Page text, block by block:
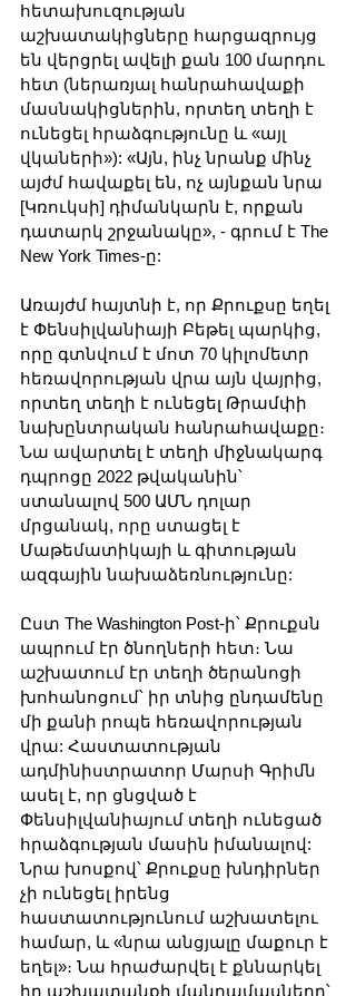
հետախուզության
աշխատակիցները հարցազրույց
են վերցրել ավելի քան 100 մարդու
հետ (ներառյալ հանրահավաքի
մասնակիցներին, որտեղ տեղի է
ունեցել հրաձգությունը և «այլ
վկաների»): «Այն, ինչ նրանք մինչ
այժմ հավաքել են, ոչ այնքան նրա
[Կռուկսի] դիմանկարն է, որքան
դատարկ շրջանակը», - գրում է The
New York Times-ը:
Առայժմ հայտնի է, որ Քրուքսը եղել
է Փենսիլվանիայի Բեթել պարկից,
որը գտնվում է մոտ 70 կիլոմետր
հեռավորության վրա այն վայրից,
որտեղ տեղի է ունեցել Թրամփի
նախընտրական հանրահավաքը։
Նա ավարտել է տեղի միջնակարգ
դպրոցը 2022 թվականին՝
ստանալով 500 ԱՄՆ դոլար
մրցանակ, որը ստացել է
Մաթեմատիկայի և գիտության
ազգային նախաձեռնությունը:
Ըստ The Washington Post-ի՝ Քրուքսն
ապրում էր ծնողների հետ։ Նա
աշխատում էր տեղի ծերանոցի
խոհանոցում՝ իր տնից ընդամենը
մի քանի րոպե հեռավորության
վրա: Հաստատության
ադմինիստրատոր Մարսի Գրիմն
ասել է, որ ցնցված է
Փենսիլվանիայում տեղի ունեցած
հրաձգության մասին իմանալով:
Նրա խոսքով՝ Քրուքսը խնդիրներ
չի ունեցել իրենց
հաստատությունում աշխատելու
համար, և «նրա անցյալը մաքուր է
եղել»։ Նա հրաժարվել է քննարկել
իր աշխատանքի մանրամասները՝